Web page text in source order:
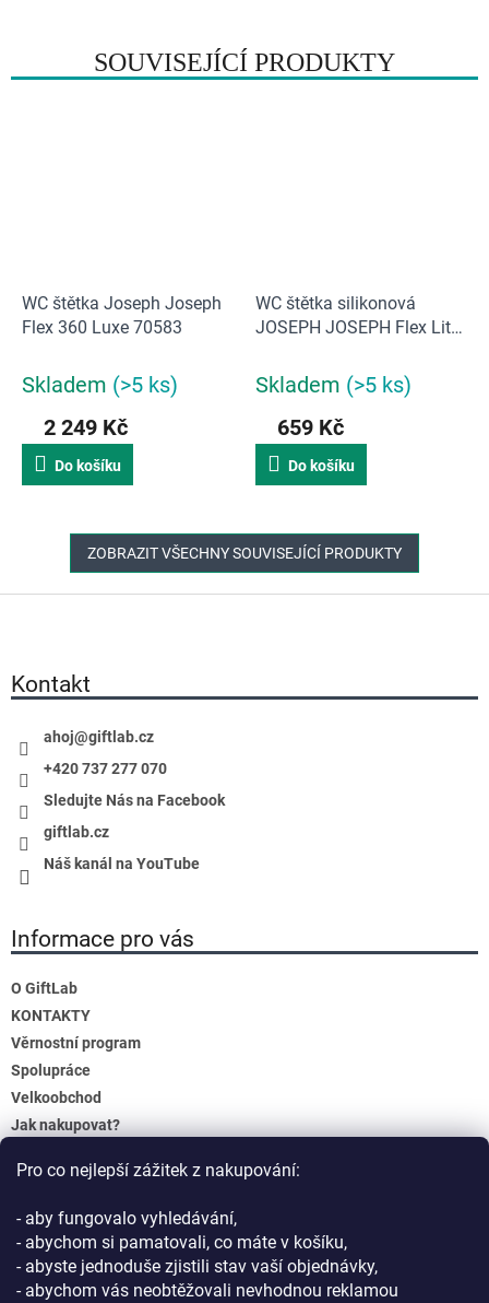
Pro co nejlepší zážitek z nakupování:
- aby fungovalo vyhledávání,
- abychom si pamatovali, co máte v košíku,
- abyste jednoduše zjistili stav vaší objednávky,
- abychom vás neobtěžovali nevhodnou reklamou
SOUVISEJÍCÍ PRODUKTY
WC štětka Joseph Joseph
Flex 360 Luxe 70583
Skladem (>5 ks)
2 249 Kč
Do košíku
WC štětka silikonová
JOSEPH JOSEPH Flex Lite
Skladem (>5 ks)
659 Kč
Do košíku
ZOBRAZIT VŠECHNY SOUVISEJÍCÍ PRODUKTY
Kontakt
ahoj@giftlab.cz
+420 737 277 070
Sledujte Nás na Facebook
giftlab.cz
Náš kanál na YouTube
Informace pro vás
O GiftLab
KONTAKTY
Věrnostní program
Spolupráce
Velkoobchod
Jak nakupovat?
Reklamace a Vrácení
Podmínky ochrany osobních údajů